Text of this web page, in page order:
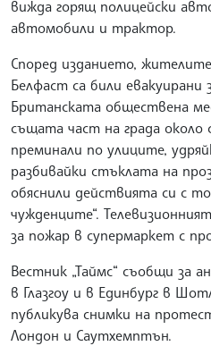
вижда горящ полицейски
автомобили и трактор.
Според изданието,
Белфаст са били евакуирани
Британската обществена
същата част на града
преминали по улиците,
разбивайки стъклата на
обяснили действията си с
чужденците“.
за пожар в супермаркет с
Вестник „Таймс“ съобщи за
в Глазгоу и в Единбург в
публикува снимки на
Лондон и Саутхемптън.